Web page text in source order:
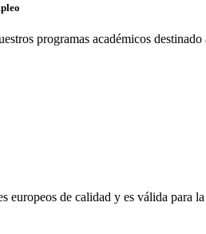
programas académicos
europeos de calidad y es válida para